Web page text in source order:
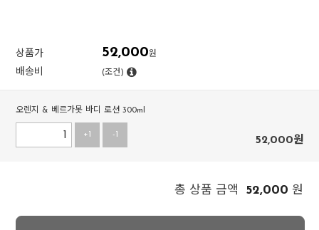
상품가 52,000원
배송비 (조건)
오렌지 & 베르가못 바디 로션 300ml
+1 -1 52,000원
총 상품 금액 52,000 원